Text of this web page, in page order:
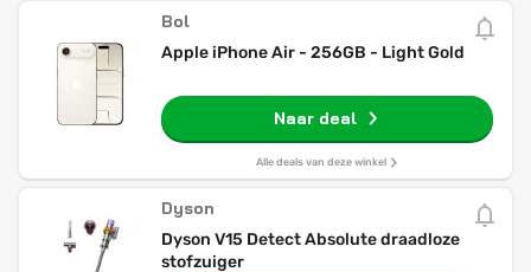
Bol
Apple iPhone Air - 256GB - Light Gold
Naar deal
Alle deals van deze winkel
Dyson
Dyson V15 Detect Absolute draadloze
stofzuiger